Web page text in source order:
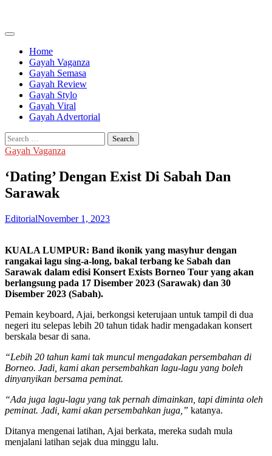
content
Home
Gayah Vaganza
Gayah Semasa
Gayah Review
Gayah Stylo
Gayah Viral
Gayah Advertorial
Search
for:
Gayah Vaganza
‘Dating’ Dengan Exist Di Sabah Dan
Sarawak
EditorialNovember 1, 2023
KUALA LUMPUR: Band ikonik yang masyhur dengan
rangakai lagu sing-a-long, bakal terbang ke Sabah dan
Sarawak dalam edisi Konsert Exists Borneo Tour yang akan
berlangsung pada 17 Disember 2023 (Sarawak) dan 30
Disember 2023 (Sabah).
Pemain keyboard, Ajai, berkongsi keterujaan untuk tampil di dua
negeri itu selepas lebih 20 tahun tidak hadir mengadakan konsert
berskala besar di sana.
“Lebih 20 tahun kami tak muncul mengadakan persembahan di
Borneo. Jadi, kami akan persembahkan lagu-lagu yang boleh
dinyanyikan bersama peminat.
“Ada juga lagu-lagu yang tak pernah dimainkan, tapi diminta oleh
peminat. Jadi, kami akan persembahkan juga,” katanya.
Ditanya mengenai latihan, Ajai berkata, mereka sudah mula
menjalani latihan sejak dua minggu lalu.